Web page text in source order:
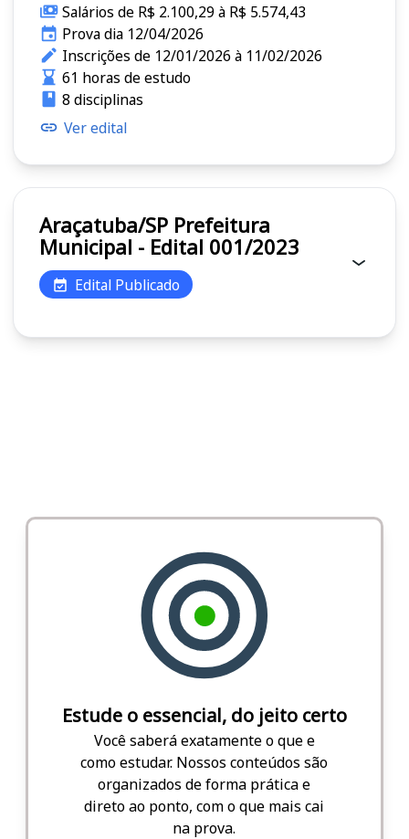
Salários de R$ 2.100,29 à R$ 5.574,43
Prova dia 12/04/2026
Inscrições de 12/01/2026 à 11/02/2026
61 horas de estudo
8 disciplinas
Ver edital
Araçatuba/SP Prefeitura
Municipal - Edital 001/2023
Edital Publicado
Estude o essencial, do jeito certo
Você saberá exatamente o que e
como estudar. Nossos conteúdos são
organizados de forma prática e
direto ao ponto, com o que mais cai
na prova.